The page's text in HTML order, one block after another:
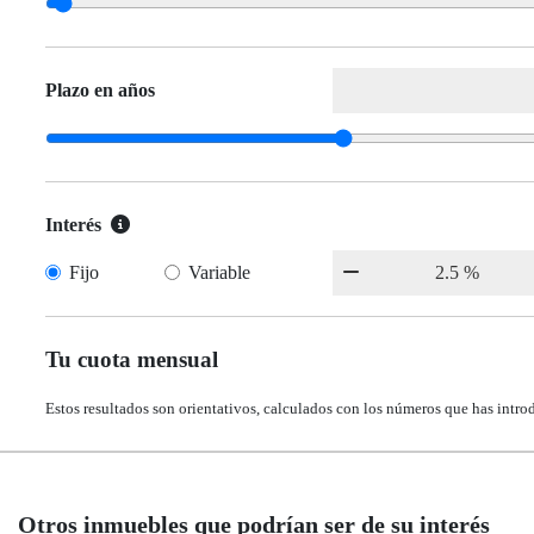
Plazo en años
Interés
Fijo Variable
Tu cuota mensual
Estos resultados son orientativos, calculados con los números que has
Otros inmuebles que podrían ser de su interés